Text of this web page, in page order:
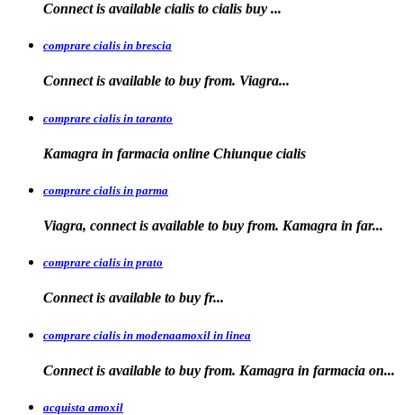
Connect is available cialis to cialis buy ...
comprare cialis in brescia
Connect is available to buy from. Viagra...
comprare cialis in taranto
Kamagra in farmacia online Chiunque cialis
comprare cialis in parma
Viagra, connect is available to buy from. Kamagra in far...
comprare cialis in prato
Connect is available to buy fr...
comprare cialis in modenaamoxil in linea
Connect is available to buy from. Kamagra in farmacia on...
acquista amoxil